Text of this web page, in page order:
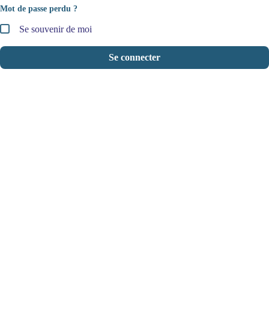
Mot de passe perdu ?
Se souvenir de moi
Se connecter